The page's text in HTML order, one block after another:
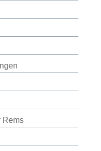
Rems